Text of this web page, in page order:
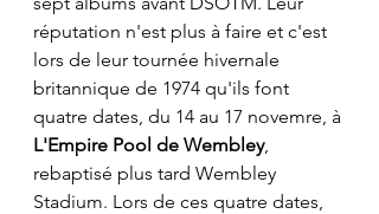
réputation n'est plus à faire et c'est
lors de leur tournée hivernale
britannique de 1974 qu'ils font
quatre dates, du 14 au 17 novemre, à
L'Empire Pool de Wembley,
rebaptisé plus tard Wembley
Stadium. Lors de ces quatre dates,